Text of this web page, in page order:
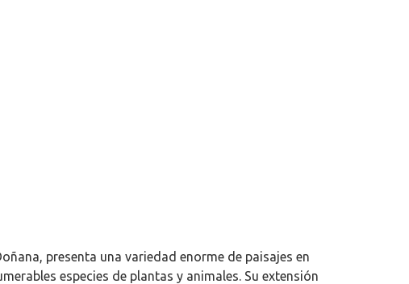
presenta una variedad enorme de paisajes en
especies de plantas y animales. Su extensión